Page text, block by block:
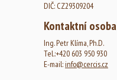
DIČ: CZ29309204
Kontaktní osoba
Ing. Petr Klíma, Ph.D.
Tel.:+420 603 950 930
E-mail:info@cercis.cz